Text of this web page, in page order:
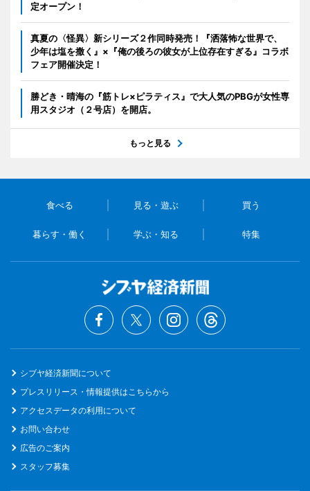
定オープン！
真夏の〈怪異〉新シリーズ２作同時発売！『洒落怖な世界で、
少年は塩を撒く』×『俺の後ろの彼女が上位存在すぎる』コラボ
フェア開催決定！
勝どき・晴海の『筋トレ×ピラティス』で大人気のPBGが女性専
用スタジオ（２号店）を開店。
もっと見る
食べる 見る・遊ぶ 買う
暮らす・働く 学ぶ・知る 特集
シブヤ経済新聞について
プレスリリース・情報提供はこちらから
アクセスデータの利用について
お問い合わせ
広告のご案内
スタッフ募集